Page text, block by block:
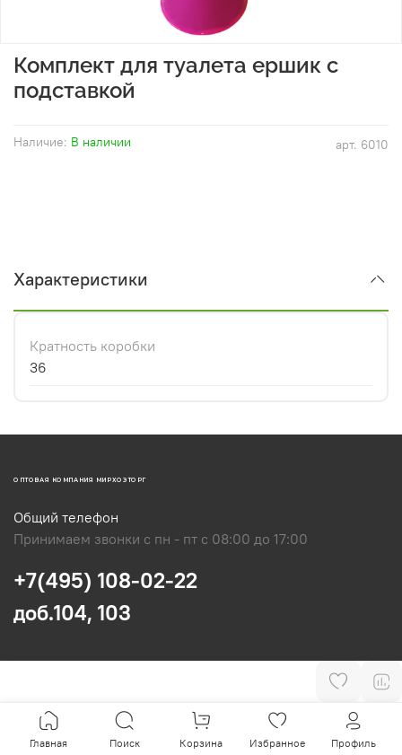
арт. 6010
Наличие: В наличии
Комплект для туалета ершик с
подставкой
Характеристики
Кратность коробки
36
ОПТОВАЯ КОМПАНИЯ МИРХОЗТОРГ
Общий телефон
Принимаем звонки с пн - пт с 08:00 до 17:00
+7(495) 108-02-22
доб.104, 103
Главная Поиск Корзина Избранное Профиль